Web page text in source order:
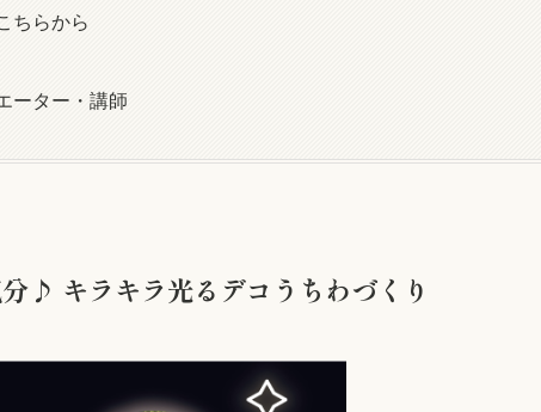
ちらから
ター・講師
♪ キラキラ光るデコうちわづくり